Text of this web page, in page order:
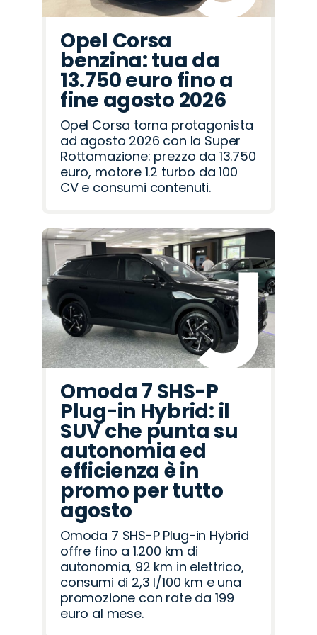
Opel Corsa
benzina: tua da
13.750 euro fino a
fine agosto 2026
Opel Corsa torna protagonista
ad agosto 2026 con la Super
Rottamazione: prezzo da 13.750
euro, motore 1.2 turbo da 100
CV e consumi contenuti.
Omoda 7 SHS-P
Plug-in Hybrid: il
SUV che punta su
autonomia ed
efficienza è in
promo per tutto
agosto
Omoda 7 SHS-P Plug-in Hybrid
offre fino a 1.200 km di
autonomia, 92 km in elettrico,
consumi di 2,3 l/100 km e una
promozione con rate da 199
euro al mese.